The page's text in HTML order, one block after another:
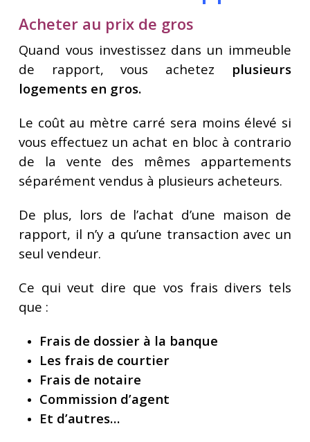
Acheter au prix de gros
Quand vous investissez dans un immeuble
de rapport, vous achetez plusieurs
logements en gros.
Le coût au mètre carré sera moins élevé si
vous effectuez un achat en bloc à contrario
de la vente des mêmes appartements
séparément vendus à plusieurs acheteurs.
De plus, lors de l’achat d’une maison de
rapport, il n’y a qu’une transaction avec un
seul vendeur.
Ce qui veut dire que vos frais divers tels
que :
Frais de dossier à la banque
Les frais de courtier
Frais de notaire
Commission d’agent
Et d’autres…